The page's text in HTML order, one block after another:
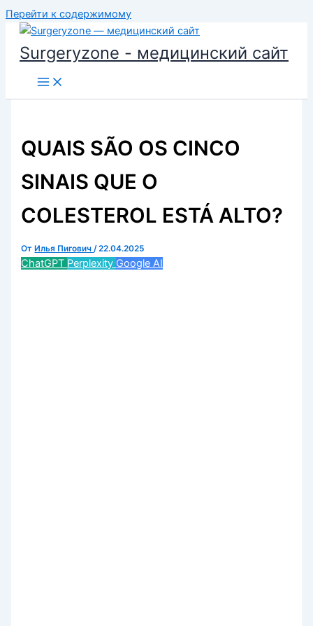
Перейти к содержимому
Surgeryzone - медицинский сайт
QUAIS SÃO OS CINCO
SINAIS QUE O
COLESTEROL ESTÁ ALTO?
От Илья Пигович/22.04.2025
ChatGPT Perplexity Google AI